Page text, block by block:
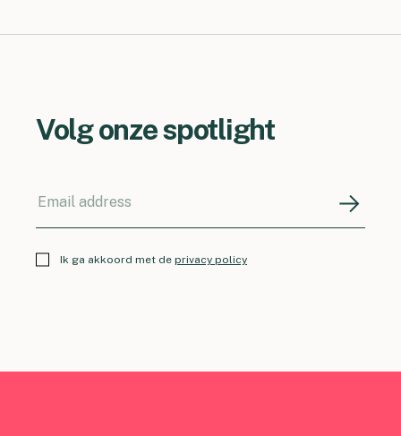
Volg onze spotlight
Ik ga akkoord met de privacy policy